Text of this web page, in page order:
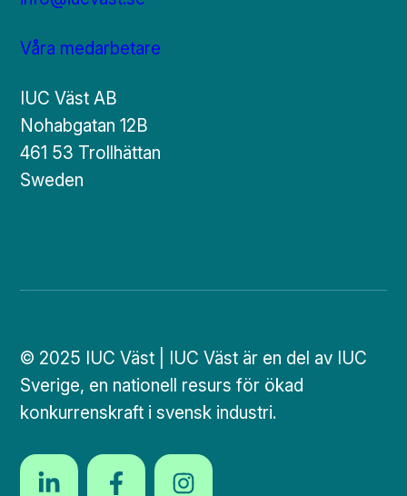
Våra medarbetare
IUC Väst AB
Nohabgatan 12B
461 53 Trollhättan
Sweden
© 2025 IUC Väst | IUC Väst är en del av IUC
Sverige, en nationell resurs för ökad
konkurrenskraft i svensk industri.